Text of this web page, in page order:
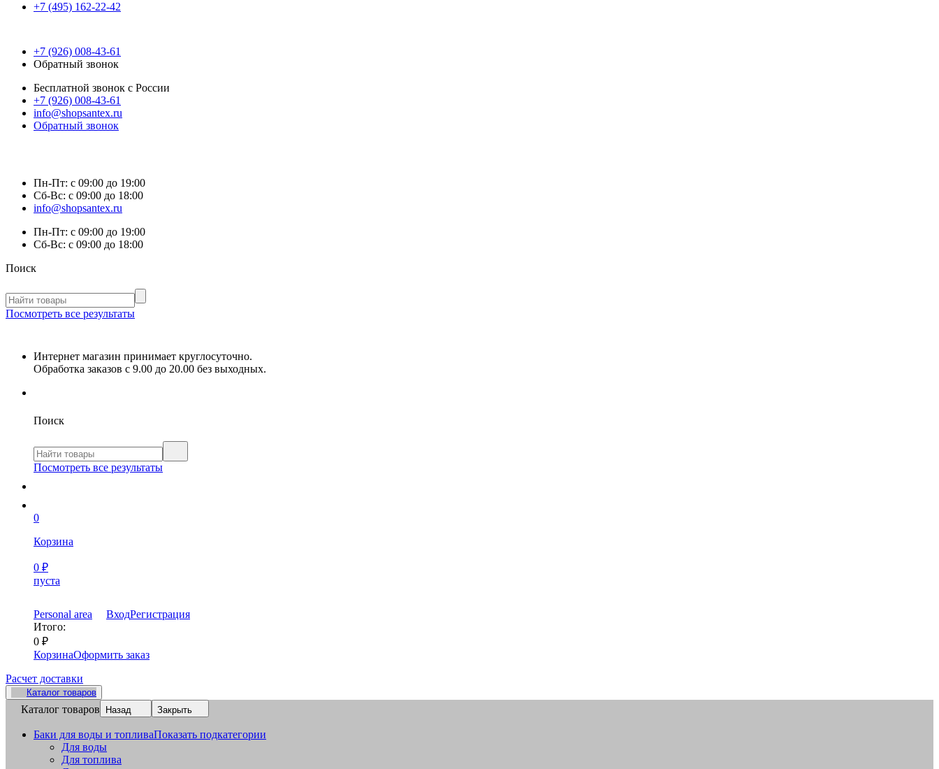
+7 (495) 162-22-42
+7 (926) 008-43-61
Обратный звонок
Бесплатной звонок с России
+7 (926) 008-43-61
info@shopsantex.ru
Обратный звонок
Пн-Пт: с 09:00 до 19:00
Сб-Вс: с 09:00 до 18:00
info@shopsantex.ru
Пн-Пт: с 09:00 до 19:00
Сб-Вс: с 09:00 до 18:00
Поиск
Посмотреть все результаты
Интернет магазин принимает круглосуточно.
Обработка заказов с 9.00 до 20.00 без выходных.
Поиск
Посмотреть все результаты
0
Корзина
0 ₽
пуста
Personal area ВходРегистрация
Итого:
0 ₽
КорзинаОформить заказ
Расчет доставки
Каталог товаров
Каталог товаров Назад Закрыть
Баки для воды и топливаПоказать подкатегории
Для воды
Для топлива